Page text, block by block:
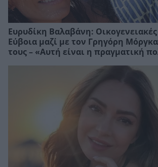
Ευρυδίκη Βαλαβάνη: Οικογενειακές
Εύβοια μαζί με τον Γρηγόρη
τους – «Αυτή είναι η πραγματική